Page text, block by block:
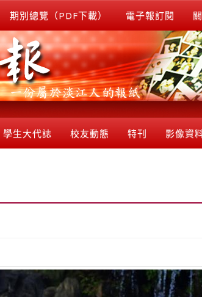
期別總覽（PDF下載） 電子報訂閱
學生大代誌 校友動態 特刊 影像資